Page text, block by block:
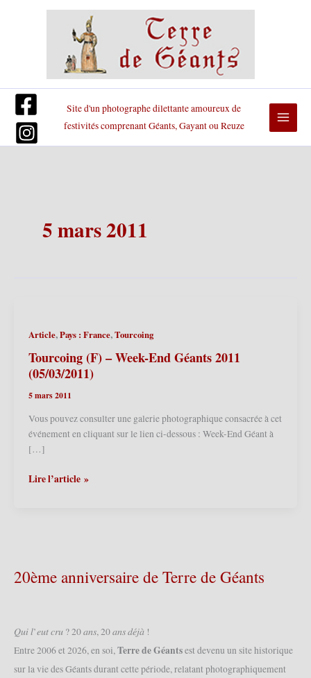
Site d'un photographe dilettante amoureux de
festivités comprenant Géants, Gayant ou Reuze
5 mars 2011
Article,Pays : France,Tourcoing
Tourcoing (F) – Week-End Géants 2011
(05/03/2011)
5 mars 2011
Vous pouvez consulter une galerie photographique consacrée à cet
événement en cliquant sur le lien ci-dessous : Week-End Géant à
[…]
Tourcoing
2011
(05/03/2011)
Lire l’article »
20ème anniversaire de Terre de Géants
𝑄𝑢𝑖 𝑙’𝑒𝑢𝑡 𝑐𝑟𝑢 ? 20 𝑎𝑛𝑠, 20 𝑎𝑛𝑠 𝑑𝑒́𝑗𝑎̀ !
Entre 2006 et 2026, en soi,Terre de Géantsest devenu un site historique
sur la vie des Géants durant cette période, relatant photographiquement